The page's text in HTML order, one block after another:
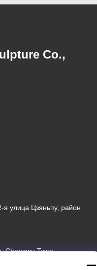
Co.,
улица Цзяньпу, район
Chongwu Town,